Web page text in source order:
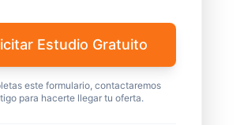
Estudio Gratuito
este formulario, contactaremos
para hacerte llegar tu oferta.